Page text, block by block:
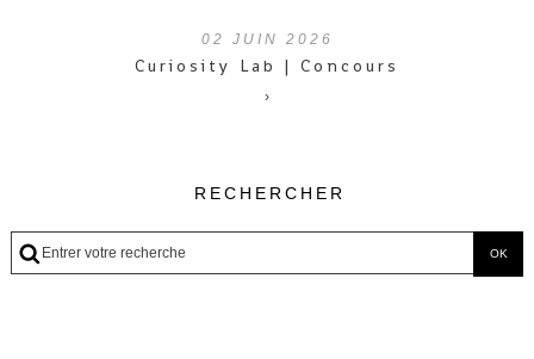
02 JUIN 2026
Curiosity Lab | Concours
›
RECHERCHER